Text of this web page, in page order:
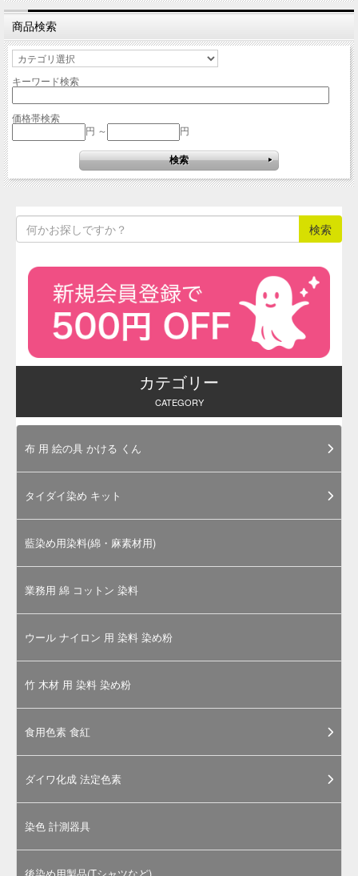
商品検索
キーワード検索
価格帯検索
円 ～
円